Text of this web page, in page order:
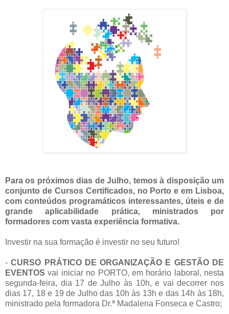
Para os próximos dias de Julho, temos à disposição um
conjunto de Cursos Certificados, no Porto e em Lisboa,
com conteúdos programáticos interessantes, úteis e de
grande aplicabilidade prática, ministrados por
formadores com vasta experiência formativa.
Investir na sua formação é investir no seu futuro!
-CURSO PRÁTICO DE ORGANIZAÇÃO E GESTÃO DE
EVENTOS vai iniciar no PORTO, em horário laboral, nesta
segunda-feira, dia 17 de Julho às 10h, e vai decorrer nos
dias 17, 18 e 19 de Julho das 10h às 13h e das 14h às 18h,
ministrado pela formadora Dr.ª Madalena Fonseca e Castro;